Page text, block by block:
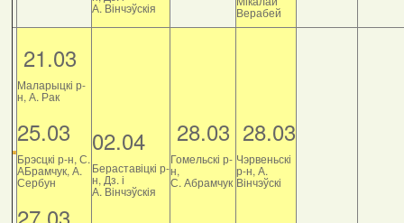
А. Вінчэўскія Верабей
21.03
Маларыцкі р-
н, А. Рак
25.03
Брэсцкі р-н, С.
АБрамчук, А.
Сербун
02.04
Бераставіцкі р-
н, Дз. і
А. Вінчэўскія
28.03
Гомельскі р-
н,
С. Абрамчук
28.03
Чэрвеньскі
р-н, А.
Вінчэўскі